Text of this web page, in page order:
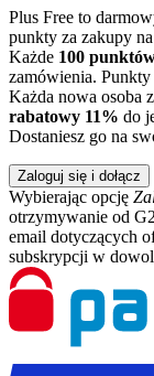
Plus Free to
punkty za zakupy
Każde 100
zamówienia. Punkty
Każda nowa osoba
rabatowy 11% do
Dostaniesz go na
Zaloguj się i dołącz
Wybierając opcję
otrzymywanie od
email dotyczących
subskrypcji w